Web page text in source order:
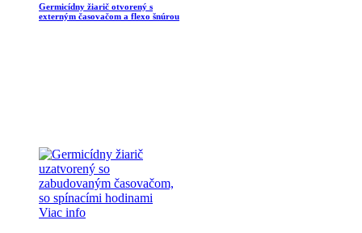
Germicídny žiarič otvorený s
externým časovačom a flexo šnúrou
Viac info